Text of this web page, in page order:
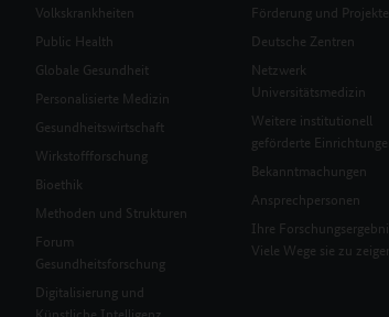
Volkskrankheiten
Public Health
Globale Gesundheit
Personalisierte Medizin
Gesundheitswirtschaft
Wirkstoffforschung
Bioethik
Methoden und Strukturen
Forum
Gesundheitsforschung
Digitalisierung und
Förderung und Projekte
Deutsche Zentren
Netzwerk
Universitätsmedizin
Weitere institutionell
geförderte
Bekanntmachungen
Ansprechpersonen
Ihre
Viele Wege sie zu